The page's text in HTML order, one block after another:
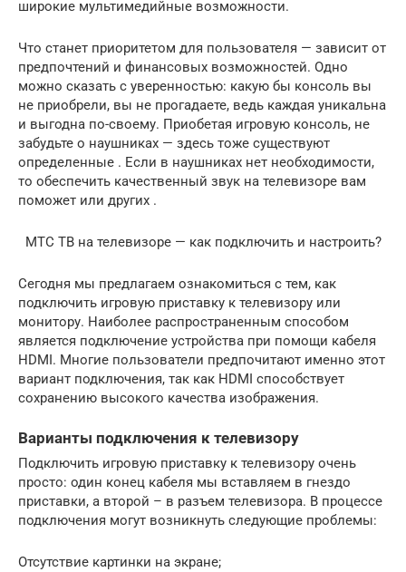
широкие мультимедийные возможности.
Что станет приоритетом для пользователя — зависит от
предпочтений и финансовых возможностей. Одно
можно сказать с уверенностью: какую бы консоль вы
не приобрели, вы не прогадаете, ведь каждая уникальна
и выгодна по-своему. Приобетая игровую консоль, не
забудьте о наушниках — здесь тоже существуют
определенные . Если в наушниках нет необходимости,
то обеспечить качественный звук на телевизоре вам
поможет или других .
МТС ТВ на телевизоре — как подключить и настроить?
Сегодня мы предлагаем ознакомиться с тем, как
подключить игровую приставку к телевизору или
монитору. Наиболее распространенным способом
является подключение устройства при помощи кабеля
HDMI. Многие пользователи предпочитают именно этот
вариант подключения, так как HDMI способствует
сохранению высокого качества изображения.
Варианты подключения к телевизору
Подключить игровую приставку к телевизору очень
просто: один конец кабеля мы вставляем в гнездо
приставки, а второй – в разъем телевизора. В процессе
подключения могут возникнуть следующие проблемы:
Отсутствие картинки на экране;